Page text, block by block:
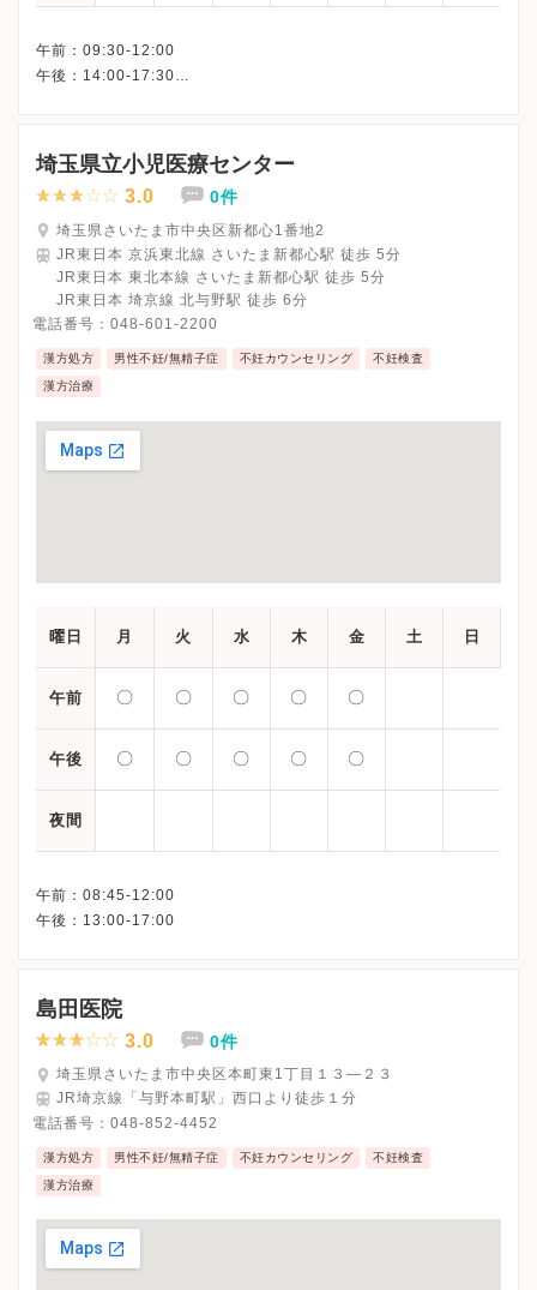
午前：09:30-12:00
午後：14:00-17:30
埼玉県立小児医療センター
3.0 0件
埼玉県さいたま市中央区新都心1番地2
JR東日本 京浜東北線 さいたま新都心駅 徒歩 5分
JR東日本 東北本線 さいたま新都心駅 徒歩 5分
JR東日本 埼京線 北与野駅 徒歩 6分
電話番号： 048-601-2200
漢方処方 男性不妊/無精子症 不妊カウンセリング 不妊検査
漢方治療
曜日 月 火 水 木 金 土 日
午前 〇 〇 〇 〇 〇
午後 〇 〇 〇 〇 〇
夜間
午前：08:45-12:00
島田医院
3.0 0件
埼玉県さいたま市中央区本町東1丁目１３―２３
JR埼京線「与野本町駅」西口より徒歩１分
電話番号： 048-852-4452
漢方処方 男性不妊/無精子症 不妊カウンセリング 不妊検査
漢方治療